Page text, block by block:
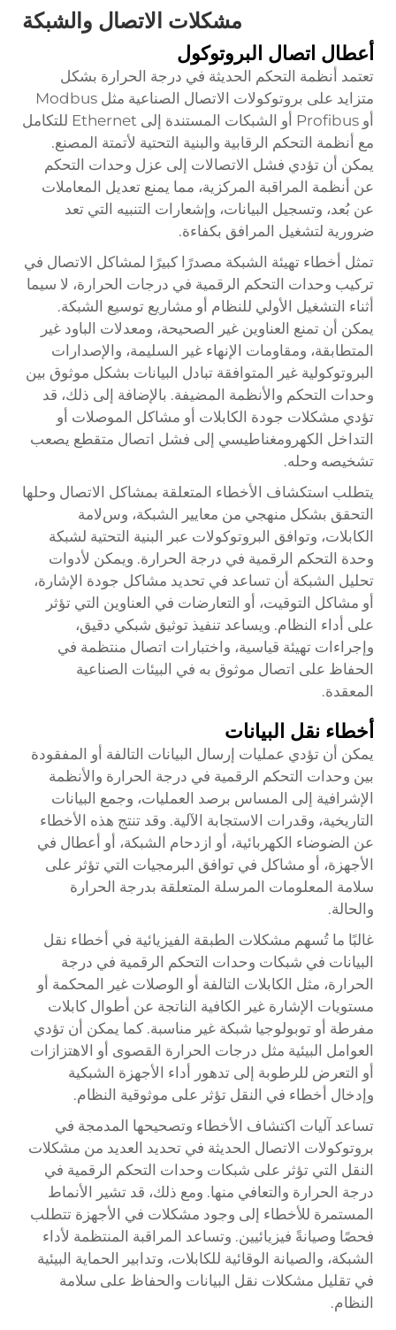
مشكلات الاتصال والشبكة
أعطال اتصال البروتوكول
تعتمد أنظمة التحكم الحديثة في درجة الحرارة بشكل
متزايد على بروتوكولات الاتصال الصناعية مثل Modbus
أو Profibus أو الشبكات المستندة إلى Ethernet للتكامل
مع أنظمة التحكم الرقابية والبنية التحتية لأتمتة المصنع.
يمكن أن تؤدي فشل الاتصالات إلى عزل وحدات التحكم
عن أنظمة المراقبة المركزية، مما يمنع تعديل المعاملات
عن بُعد، وتسجيل البيانات، وإشعارات التنبيه التي تعد
ضرورية لتشغيل المرافق بكفاءة.
تمثل أخطاء تهيئة الشبكة مصدرًا كبيرًا لمشاكل الاتصال في
تركيب وحدات التحكم الرقمية في درجات الحرارة، لا سيما
أثناء التشغيل الأولي للنظام أو مشاريع توسيع الشبكة.
يمكن أن تمنع العناوين غير الصحيحة، ومعدلات الباود غير
المتطابقة، ومقاومات الإنهاء غير السليمة، والإصدارات
البروتوكولية غير المتوافقة تبادل البيانات بشكل موثوق بين
وحدات التحكم والأنظمة المضيفة. بالإضافة إلى ذلك، قد
تؤدي مشكلات جودة الكابلات أو مشاكل الموصلات أو
التداخل الكهرومغناطيسي إلى فشل اتصال متقطع يصعب
تشخيصه وحله.
يتطلب استكشاف الأخطاء المتعلقة بمشاكل الاتصال وحلها
التحقق بشكل منهجي من معايير الشبكة، وسﻻمة
الكابلات، وتوافق البروتوكولات عبر البنية التحتية لشبكة
وحدة التحكم الرقمية في درجة الحرارة. ويمكن لأدوات
تحليل الشبكة أن تساعد في تحديد مشاكل جودة الإشارة،
أو مشاكل التوقيت، أو التعارضات في العناوين التي تؤثر
على أداء النظام. ويساعد تنفيذ توثيق شبكي دقيق،
وإجراءات تهيئة قياسية، واختبارات اتصال منتظمة في
الحفاظ على اتصال موثوق به في البيئات الصناعية
المعقدة.
أخطاء نقل البيانات
يمكن أن تؤدي عمليات إرسال البيانات التالفة أو المفقودة
بين وحدات التحكم الرقمية في درجة الحرارة والأنظمة
الإشرافية إلى المساس برصد العمليات، وجمع البيانات
التاريخية، وقدرات الاستجابة الآلية. وقد تنتج هذه الأخطاء
عن الضوضاء الكهربائية، أو ازدحام الشبكة، أو أعطال في
الأجهزة، أو مشاكل في توافق البرمجيات التي تؤثر على
سلامة المعلومات المرسلة المتعلقة بدرجة الحرارة
والحالة.
غالبًا ما تُسهم مشكلات الطبقة الفيزيائية في أخطاء نقل
البيانات في شبكات وحدات التحكم الرقمية في درجة
الحرارة، مثل الكابلات التالفة أو الوصلات غير المحكمة أو
مستويات الإشارة غير الكافية الناتجة عن أطوال كابلات
مفرطة أو توبولوجيا شبكة غير مناسبة. كما يمكن أن تؤدي
العوامل البيئية مثل درجات الحرارة القصوى أو الاهتزازات
أو التعرض للرطوبة إلى تدهور أداء الأجهزة الشبكية
وإدخال أخطاء في النقل تؤثر على موثوقية النظام.
تساعد آليات اكتشاف الأخطاء وتصحيحها المدمجة في
بروتوكولات الاتصال الحديثة في تحديد العديد من مشكلات
النقل التي تؤثر على شبكات وحدات التحكم الرقمية في
درجة الحرارة والتعافي منها. ومع ذلك، قد تشير الأنماط
المستمرة للأخطاء إلى وجود مشكلات في الأجهزة تتطلب
فحصًا وصيانةً فيزيائيين. وتساعد المراقبة المنتظمة لأداء
الشبكة، والصيانة الوقائية للكابلات، وتدابير الحماية البيئية
في تقليل مشكلات نقل البيانات والحفاظ على سلامة
النظام.